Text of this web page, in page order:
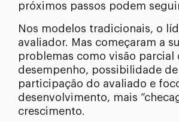
próximos passos podem
Nos modelos tradicionais, o
avaliador. Mas começaram a
problemas como visão parcial
desempenho, possibilidade
participação do avaliado e
desenvolvimento, mais
crescimento.